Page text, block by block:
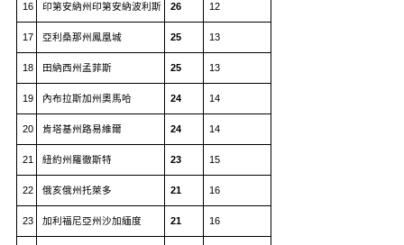
16 印第安納州印第安納波利斯 26 12
17 亞利桑那州鳳凰城 25 13
18 田納西州孟菲斯 25 13
19 內布拉斯加州奧馬哈 24 14
20 肯塔基州路易維爾 24 14
21 紐約州羅徹斯特 23 15
22 俄亥俄州托萊多 21 16
23 加利福尼亞州沙加緬度 21 16